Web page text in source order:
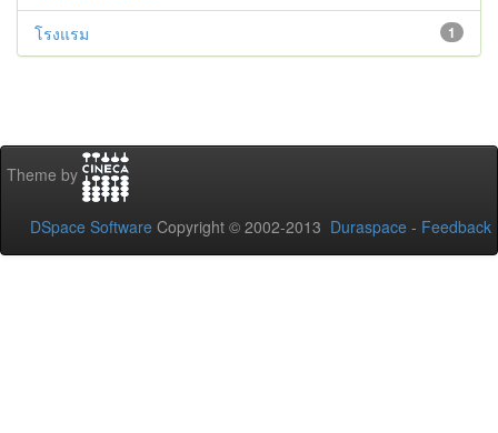
1
โรงแรม
Theme by
DSpace Software Copyright © 2002-2013 Duraspace - Feedback